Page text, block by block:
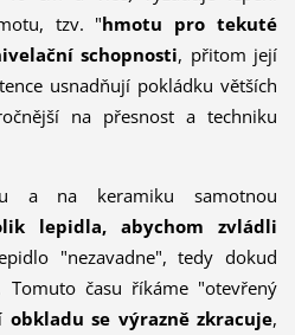
tzv. "hmotu pro tekuté
schopnosti, přitom její
usnadňují pokládku větších
na přesnost a techniku
a na keramiku samotnou
lepidla, abychom zvládli
"nezavadne", tedy dokud
Tomuto času říkáme "otevřený
se výrazně zkracuje,